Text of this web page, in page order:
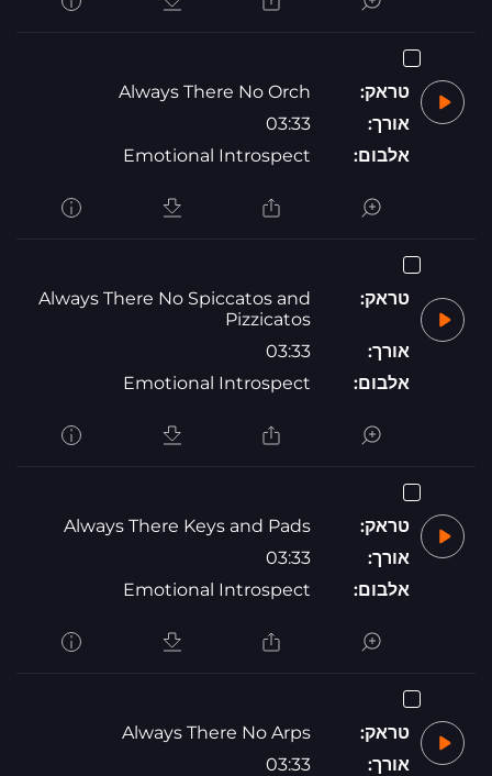
טראק:
Always There No Orch
אורך:
03:33
אלבום:
Emotional Introspect
טראק:
Always There No Spiccatos and
Pizzicatos
אורך:
03:33
אלבום:
Emotional Introspect
טראק:
Always There Keys and Pads
אורך:
03:33
אלבום:
Emotional Introspect
טראק:
Always There No Arps
אורך:
03:33